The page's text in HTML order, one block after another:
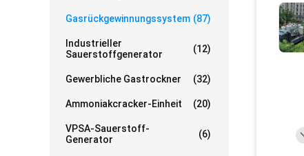
Gasrückgewinnungssystem (87)
Industrieller
Sauerstoffgenerator
(12)
Gewerbliche Gastrockner (32)
Ammoniakcracker-Einheit (20)
VPSA-Sauerstoff-
Generator
(6)